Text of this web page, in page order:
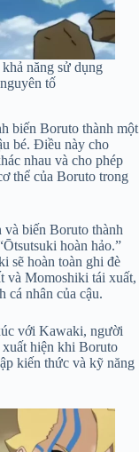
năng sử dụng
tố
biến Boruto thành một
bé. Điều này cho
nhau và cho phép
thể của Boruto trong
và biến Boruto thành
hoàn hảo.”
sẽ hoàn toàn ghi đè
và Momoshiki tái xuất,
cá nhân của cậu.
với Kawaki, người
hiện khi Boruto
kiến thức và kỹ năng